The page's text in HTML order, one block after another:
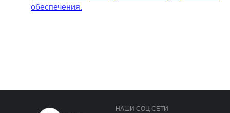
обеспечения.
НАШИ СОЦ СЕТИ